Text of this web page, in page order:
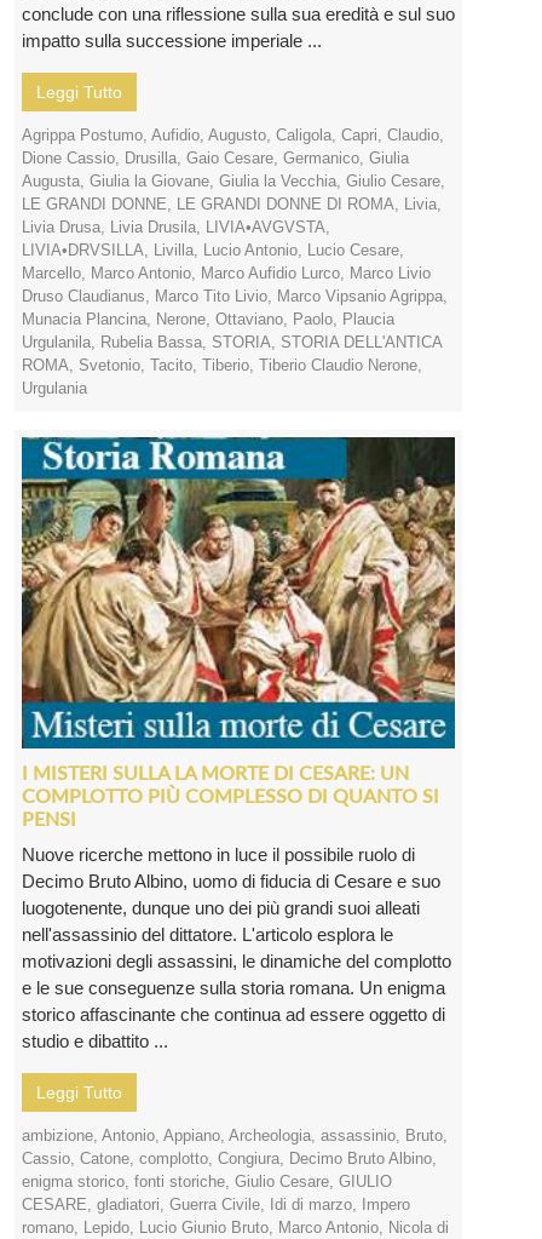
conclude con una riflessione sulla sua eredità e sul suo
impatto sulla successione imperiale ...
Leggi Tutto
Agrippa Postumo, Aufidio, Augusto, Caligola, Capri, Claudio,
Dione Cassio, Drusilla, Gaio Cesare, Germanico, Giulia
Augusta, Giulia la Giovane, Giulia la Vecchia, Giulio Cesare,
LE GRANDI DONNE, LE GRANDI DONNE DI ROMA, Livia,
Livia Drusa, Livia Drusila, LIVIA•AVGVSTA,
LIVIA•DRVSILLA, Livilla, Lucio Antonio, Lucio Cesare,
Marcello, Marco Antonio, Marco Aufidio Lurco, Marco Livio
Druso Claudianus, Marco Tito Livio, Marco Vipsanio Agrippa,
Munacia Plancina, Nerone, Ottaviano, Paolo, Plaucia
Urgulanila, Rubelia Bassa, STORIA, STORIA DELL'ANTICA
ROMA, Svetonio, Tacito, Tiberio, Tiberio Claudio Nerone,
Urgulania
I MISTERI SULLA LA MORTE DI CESARE: UN
COMPLOTTO PIÙ COMPLESSO DI QUANTO SI
PENSI
Nuove ricerche mettono in luce il possibile ruolo di
Decimo Bruto Albino, uomo di fiducia di Cesare e suo
luogotenente, dunque uno dei più grandi suoi alleati
nell'assassinio del dittatore. L'articolo esplora le
motivazioni degli assassini, le dinamiche del complotto
e le sue conseguenze sulla storia romana. Un enigma
storico affascinante che continua ad essere oggetto di
studio e dibattito ...
Leggi Tutto
ambizione Antonio Appiano Archeologia assassinio Bruto
Cassio Catone complotto Congiura Decimo Bruto Albino
enigma storico fonti storiche Giulio Cesare GIULIO
CESARE gladiatori Guerra Civile Idi di marzo Impero
romano Lepido Lucio Giunio Bruto Marco Antonio Nicola di